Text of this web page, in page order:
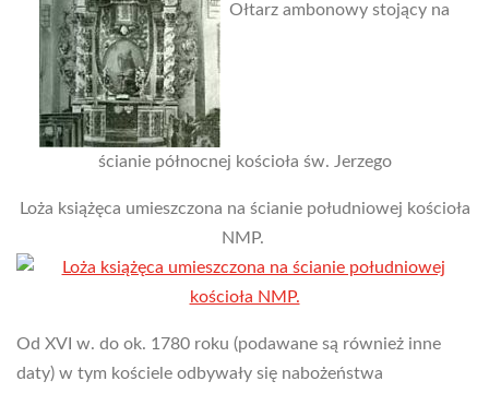
Ołtarz ambonowy stojący na
ścianie północnej kościoła św. Jerzego
Loża książęca umieszczona na ścianie południowej kościoła
NMP.
Od XVI w. do ok. 1780 roku (podawane są również inne
daty) w tym kościele odbywały się nabożeństwa